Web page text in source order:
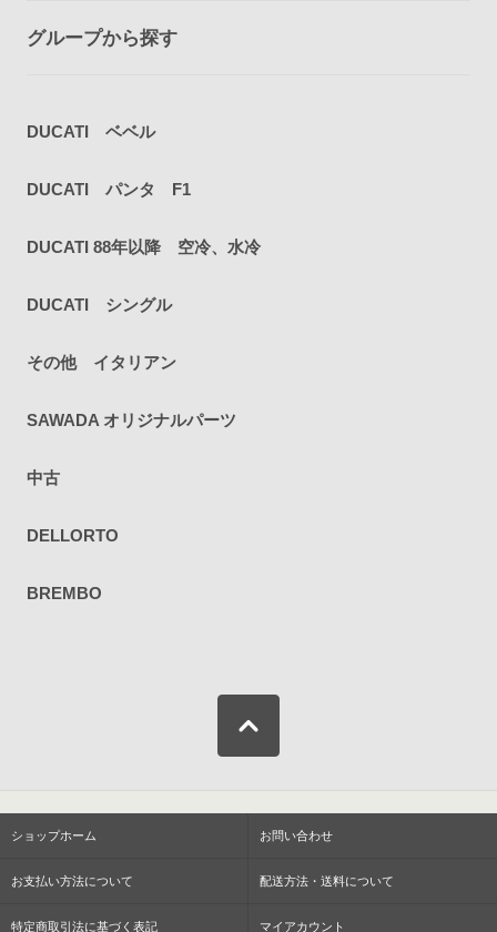
グループから探す
DUCATI ベベル
DUCATI パンタ F1
DUCATI 88年以降 空冷、水冷
DUCATI シングル
その他 イタリアン
SAWADA オリジナルパーツ
中古
DELLORTO
BREMBO
ショップホーム お問い合わせ
お支払い方法について 配送方法・送料について
特定商取引法に基づく表記 マイアカウント